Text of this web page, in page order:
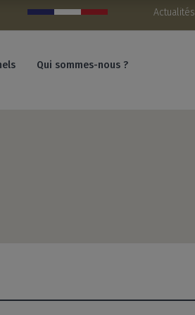
Actualités
Qui sommes-nous ?